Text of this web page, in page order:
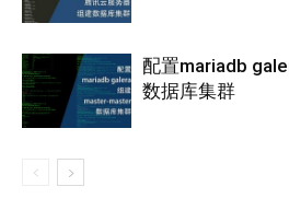
配置mariadb
数据库集群